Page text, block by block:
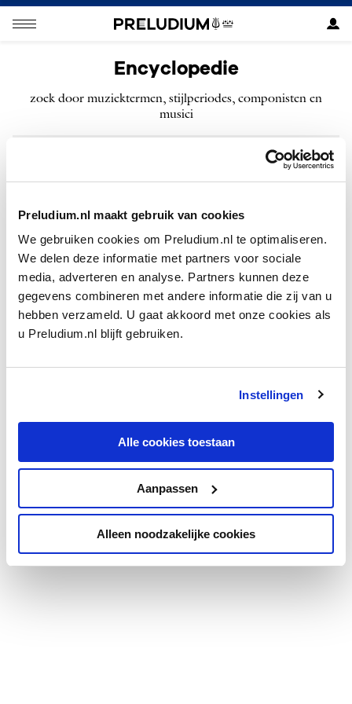
Preludium.nl maakt gebruik van cookies
We gebruiken cookies om Preludium.nl te optimaliseren.
We delen deze informatie met partners voor sociale
media, adverteren en analyse. Partners kunnen deze
gegevens combineren met andere informatie die zij van u
hebben verzameld. U gaat akkoord met onze cookies als
u Preludium.nl blijft gebruiken.
Instellingen
Alle cookies toestaan
Aanpassen
Alleen noodzakelijke cookies
Encyclopedie
zoek door muziektermen, stijlperiodes, componisten en
musici
ZOEKEN
Geen resultaten gevonden voor “”.